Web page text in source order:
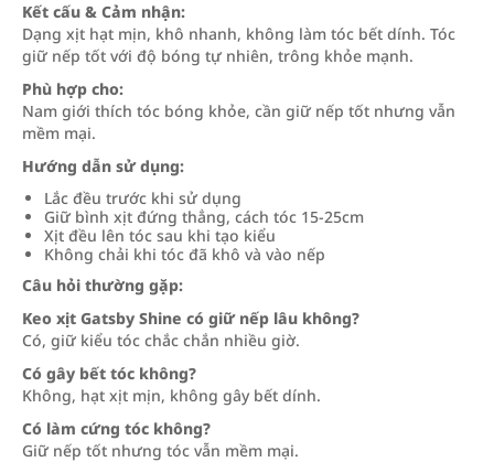
Kết cấu & Cảm nhận:
Dạng xịt hạt mịn, khô nhanh, không làm tóc bết dính. Tóc
giữ nếp tốt với độ bóng tự nhiên, trông khỏe mạnh.
Phù hợp cho:
Nam giới thích tóc bóng khỏe, cần giữ nếp tốt nhưng vẫn
mềm mại.
Hướng dẫn sử dụng:
Lắc đều trước khi sử dụng
Giữ bình xịt đứng thẳng, cách tóc 15-25cm
Xịt đều lên tóc sau khi tạo kiểu
Không chải khi tóc đã khô và vào nếp
Câu hỏi thường gặp:
Keo xịt Gatsby Shine có giữ nếp lâu không?
Có, giữ kiểu tóc chắc chắn nhiều giờ.
Có gây bết tóc không?
Không, hạt xịt mịn, không gây bết dính.
Có làm cứng tóc không?
Giữ nếp tốt nhưng tóc vẫn mềm mại.